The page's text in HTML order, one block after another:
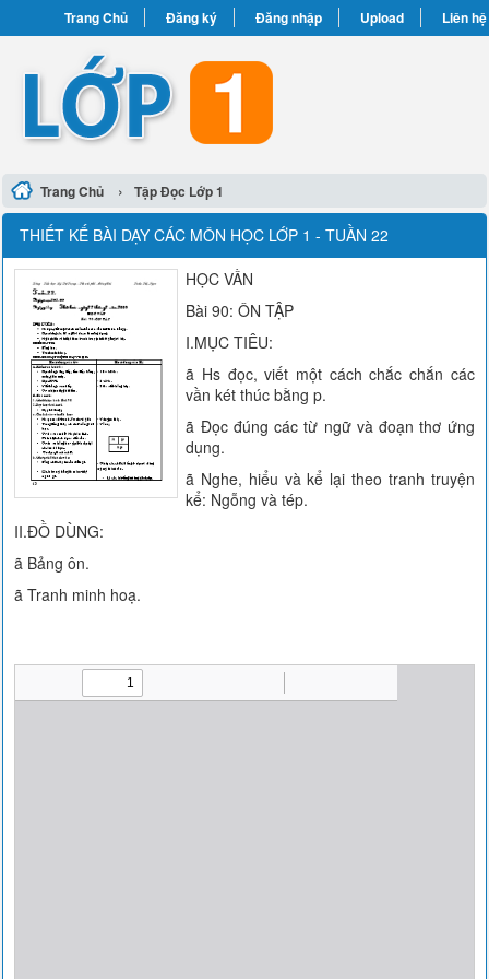
Trang Chủ Đăng ký Đăng nhập Upload Liên hệ
Trang Chủ › Tập Đọc Lớp 1
THIẾT KẾ BÀI DẠY CÁC MÔN HỌC LỚP 1 - TUẦN 22
HỌC VẦN
Bài 90: ÔN TẬP
I.MỤC TIÊU:
ã Hs đọc, viết một cách chắc chắn các
vần két thúc bằng p.
ã Đọc đúng các từ ngữ và đoạn thơ ứng
dụng.
ã Nghe, hiểu và kể lại theo tranh truyện
kể: Ngỗng và tép.
II.ĐỒ DÙNG:
ã Bảng ôn.
ã Tranh minh hoạ.